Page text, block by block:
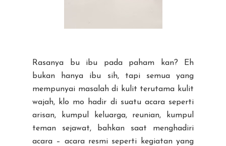
Rasanya bu ibu pada paham kan? Eh
bukan hanya ibu sih, tapi semua yang
mempunyai masalah di kulit terutama kulit
wajah, klo mo hadir di suatu acara seperti
arisan, kumpul keluarga, reunian, kumpul
teman sejawat, bahkan saat menghadiri
acara – acara resmi seperti kegiatan yang